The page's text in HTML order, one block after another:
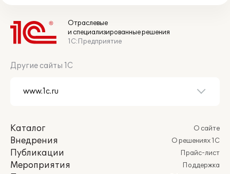
Отраслевые
и специализированные решения
1С:Предприятие
Другие сайты 1С
Каталог
Внедрения
Публикации
Мероприятия
О сайте
О решениях 1С
Прайс-лист
Поддержка